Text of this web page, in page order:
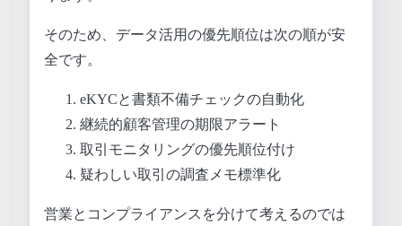
そのため、データ活用の優先順位は次の順が安
全です。
eKYCと書類不備チェックの自動化
継続的顧客管理の期限アラート
取引モニタリングの優先順位付け
疑わしい取引の調査メモ標準化
営業とコンプライアンスを分けて考えるのでは